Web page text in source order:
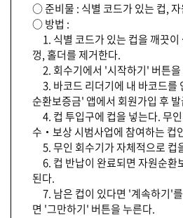
○ 준비물 : 식별 코드가 있는 컵,
○ 방법 :
1. 식별 코드가 있는 컵을 깨끗이
껑, 홀더를 제거한다.
2. 회수기에서 '시작하기' 버튼을
3. 바코드 리더기에 내 바코드를
순환보증금' 앱에서 회원가입 후
4. 컵 투입구에 컵을 넣는다. 무
수‧보상 시범사업에 참여하는 컵
5. 무인 회수기가 자체적으로 컵
6. 컵 반납이 완료되면 자원순환
된다.
7. 남은 컵이 있다면 '계속하기'
면 '그만하기' 버튼을 누른다.